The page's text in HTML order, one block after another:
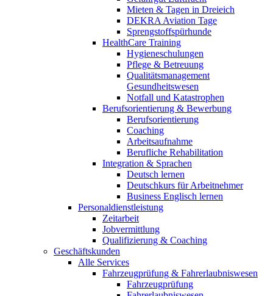
Mieten & Tagen in Dreieich
DEKRA Aviation Tage
Sprengstoffspürhunde
HealthCare Training
Hygieneschulungen
Pflege & Betreuung
Qualitätsmanagement
Gesundheitswesen
Notfall und Katastrophen
Berufsorientierung & Bewerbung
Berufsorientierung
Coaching
Arbeitsaufnahme
Berufliche Rehabilitation
Integration & Sprachen
Deutsch lernen
Deutschkurs für Arbeitnehmer
Business Englisch lernen
Personaldienstleistung
Zeitarbeit
Jobvermittlung
Qualifizierung & Coaching
Geschäftskunden
Alle Services
Fahrzeugprüfung & Fahrerlaubniswesen
Fahrzeugprüfung